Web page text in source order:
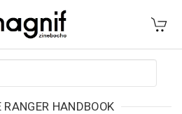
HANDBOOK